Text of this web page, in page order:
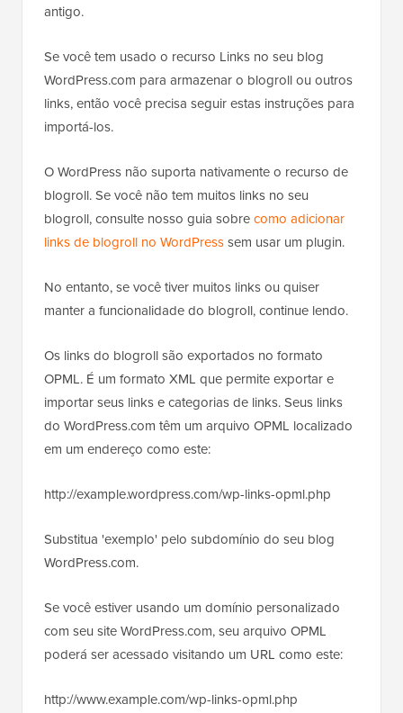
antigo.
Se você tem usado o recurso Links no seu blog
WordPress.com para armazenar o blogroll ou outros
links, então você precisa seguir estas instruções para
importá-los.
O WordPress não suporta nativamente o recurso de
blogroll. Se você não tem muitos links no seu
blogroll, consulte nosso guia sobrecomo adicionar
links de blogroll no WordPresssem usar um plugin.
No entanto, se você tiver muitos links ou quiser
manter a funcionalidade do blogroll, continue lendo.
Os links do blogroll são exportados no formato
OPML. É um formato XML que permite exportar e
importar seus links e categorias de links. Seus links
do WordPress.com têm um arquivo OPML localizado
em um endereço como este:
http://example.wordpress.com/wp-links-opml.php
Substitua 'exemplo' pelo subdomínio do seu blog
WordPress.com.
Se você estiver usando um domínio personalizado
com seu site WordPress.com, seu arquivo OPML
poderá ser acessado visitando um URL como este:
http://www.example.com/wp-links-opml.php